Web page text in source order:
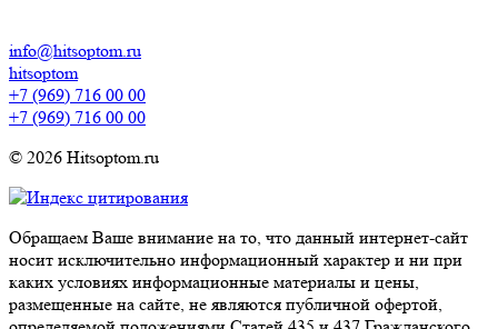
info@hitsoptom.ru
hitsoptom
+7 (969) 716 00 00
+7 (969) 716 00 00
© 2026 Hitsoptom.ru
Обращаем Ваше внимание на то, что данный интернет-сайт
носит исключительно информационный характер и ни при
каких условиях информационные материалы и цены,
размещенные на сайте, не являются публичной офертой,